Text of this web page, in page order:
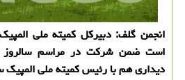
انجمن گلف: دبیرکل کمیته ملی
است ضمن شرکت در مراسم سالروز
دیداری هم با رئیس کمیته ملی